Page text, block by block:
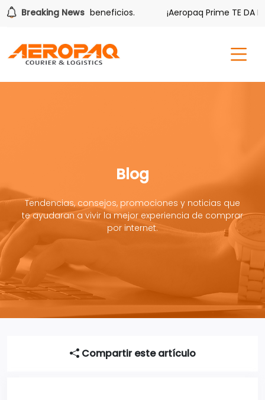
Breaking News
tiene sus beneficios. ¡Aeropaq Prime TE DA MÁS!
Blog
Tendencias, consejos, promociones y noticias que
te ayudaran a vivir la mejor experiencia de comprar
por internet.
Compartir este artículo